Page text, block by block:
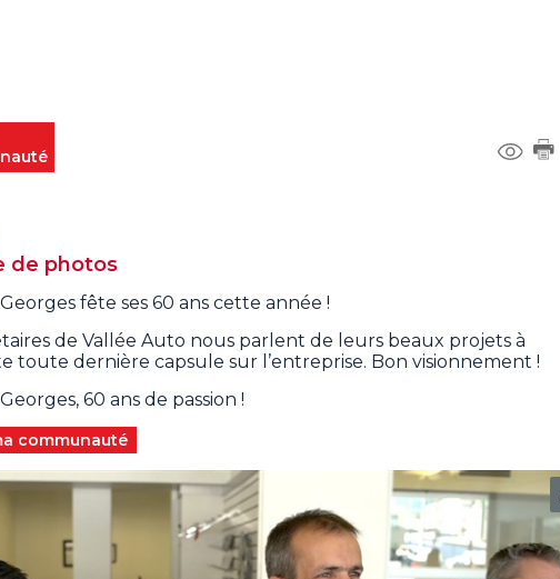
de photos
fête ses 60 ans cette année !
de Vallée Auto nous parlent de leurs beaux projets à
toute dernière capsule sur l’entreprise. Bon visionnement !
60 ans de passion !
communauté